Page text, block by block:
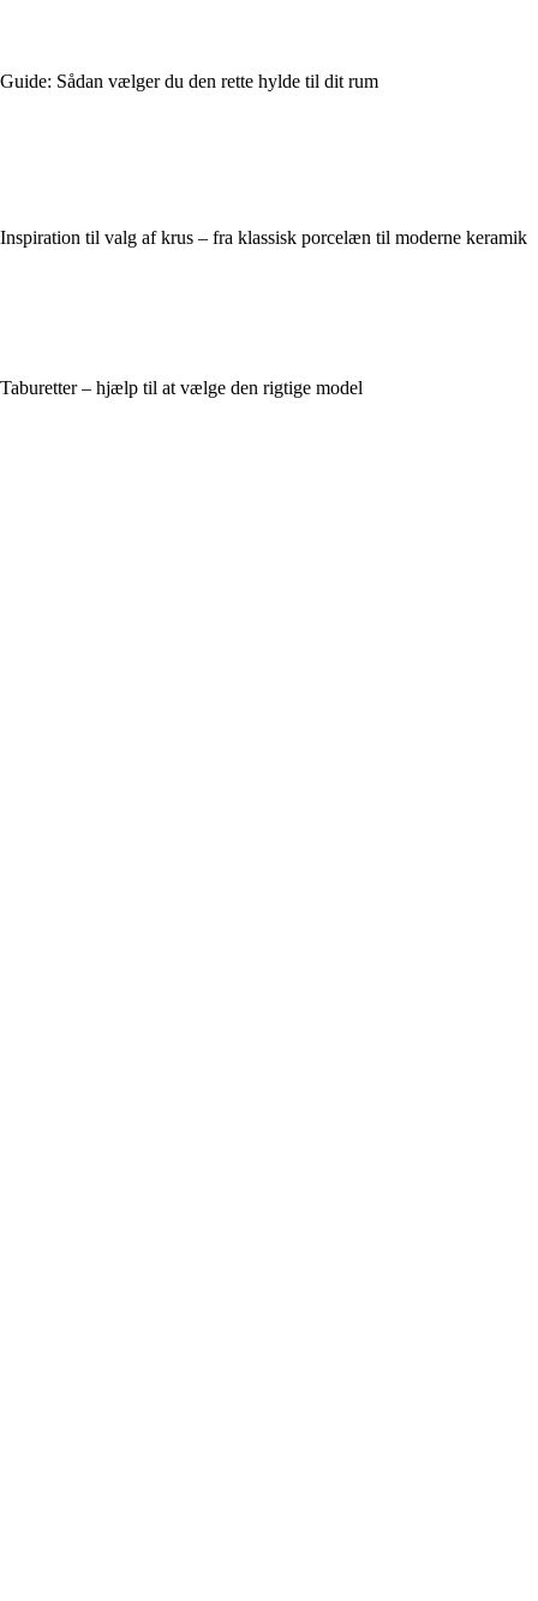
Guide: Sådan vælger du den rette hylde til dit rum
Inspiration til valg af krus – fra klassisk porcelæn til moderne keramik
Taburetter – hjælp til at vælge den rigtige model